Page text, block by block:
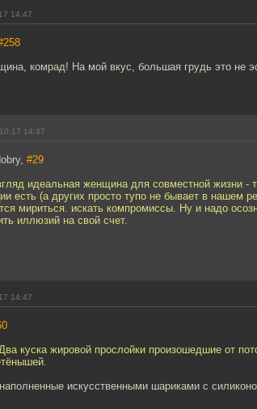
14:47
комрад! На мой вкус, большая грудь это не
14:47
#29
идеальная женщина для совместной жизни -
есть (а других просто тупо не бывает в нашем
мириться. искать компромиссы. Ну и надо
иллюзий на свой счет.
14:47
куска жировой прослойки произошедшие от
искусственными шариками с